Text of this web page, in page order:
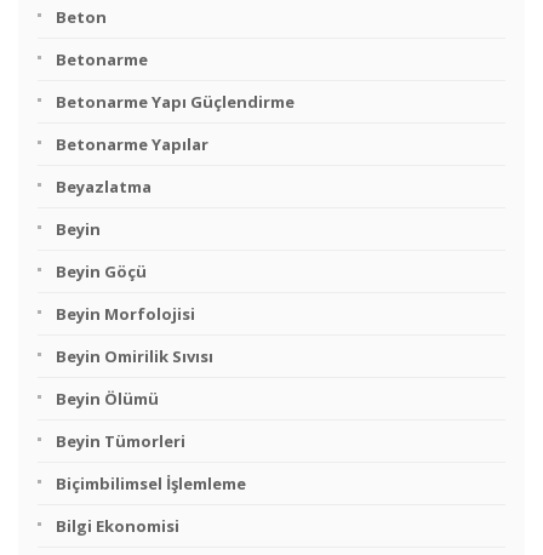
Beton
Betonarme
Betonarme Yapı Güçlendirme
Betonarme Yapılar
Beyazlatma
Beyin
Beyin Göçü
Beyin Morfolojisi
Beyin Omirilik Sıvısı
Beyin Ölümü
Beyin Tümorleri
Biçimbilimsel İşlemleme
Bilgi Ekonomisi